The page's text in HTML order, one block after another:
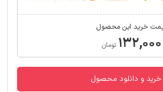
خرید این محصول
۱۳۲,۰۰۰ تومان
خرید و دانلود محصول